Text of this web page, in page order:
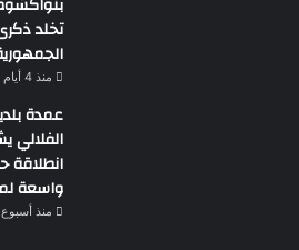
تخلد
منذ 4 أيام
عمدة
الفلالي
انطلاقة
واسعة
منذ